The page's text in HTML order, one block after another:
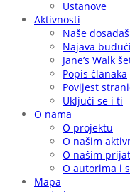
Ustanove
Aktivnosti
Naše
Najava
Jane’s Walk
Popis članaka
Povijest
Uključi se i ti
O nama
O projektu
O našim
O našim
O autorima i
Mapa